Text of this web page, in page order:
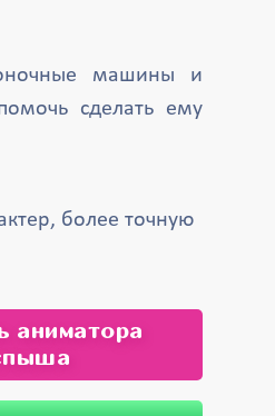
машины и
сделать ему
более точную
аниматора